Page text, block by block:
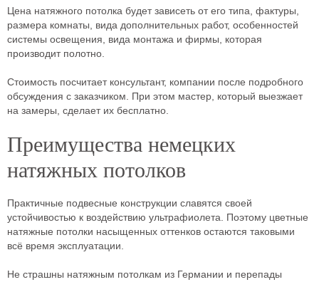
Цена натяжного потолка будет зависеть от его типа, фактуры,
размера комнаты, вида дополнительных работ, особенностей
системы освещения, вида монтажа и фирмы, которая
производит полотно.
Стоимость посчитает консультант, компании после подробного
обсуждения с заказчиком. При этом мастер, который выезжает
на замеры, сделает их бесплатно.
Преимущества немецких
натяжных потолков
Практичные подвесные конструкции славятся своей
устойчивостью к воздействию ультрафиолета. Поэтому цветные
натяжные потолки насыщенных оттенков остаются таковыми
всё время эксплуатации.
Не страшны натяжным потолкам из Германии и перепады